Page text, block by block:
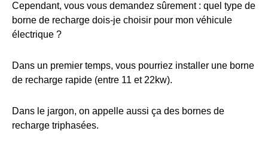
Cependant, vous vous demandez sûrement : quel type de
borne de recharge dois-je choisir pour mon véhicule
électrique ?
Dans un premier temps, vous pourriez installer une borne
de recharge rapide (entre 11 et 22kw).
Dans le jargon, on appelle aussi ça des bornes de
recharge triphasées.